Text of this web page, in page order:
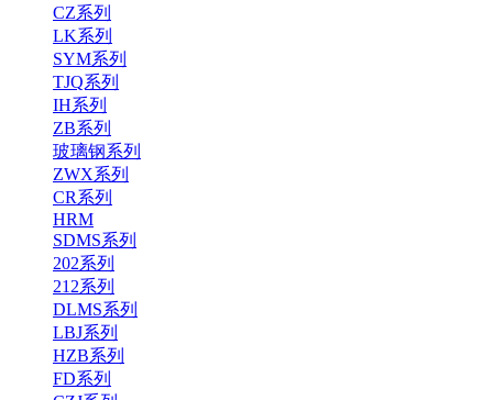
CZ系列
LK系列
SYM系列
TJQ系列
IH系列
ZB系列
玻璃钢系列
ZWX系列
CR系列
HRM
SDMS系列
202系列
212系列
DLMS系列
LBJ系列
HZB系列
FD系列